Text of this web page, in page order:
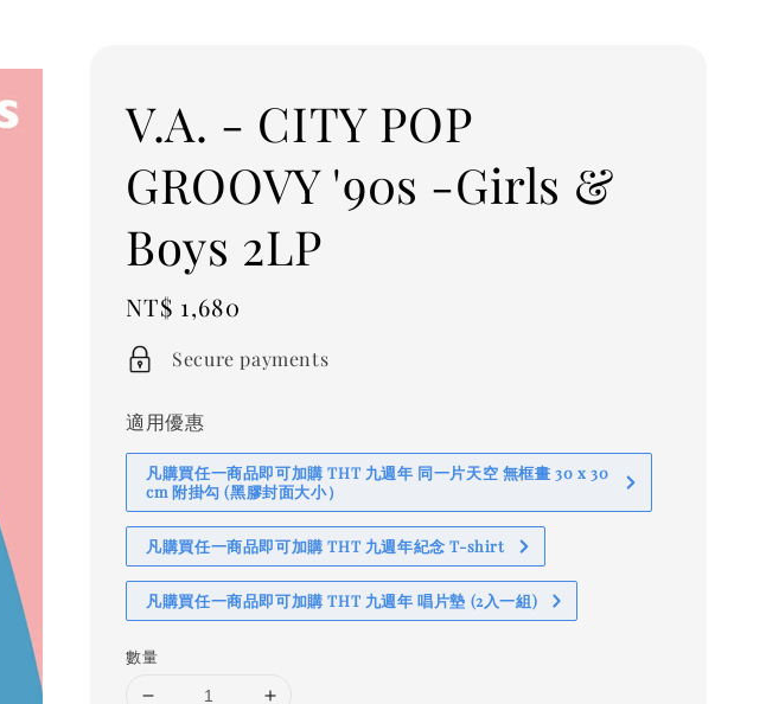
V.A. - CITY POP
GROOVY '90s -Girls &
Boys 2LP
Regular
price
NT$ 1,680
Secure payments
適用優惠
凡購買任一商品即可加購 THT 九週年 同一片天空 無框畫 30 x 30
cm 附掛勾 (黑膠封面大小）
凡購買任一商品即可加購 THT 九週年紀念 T-shirt
凡購買任一商品即可加購 THT 九週年 唱片墊 (2入一組)
數量